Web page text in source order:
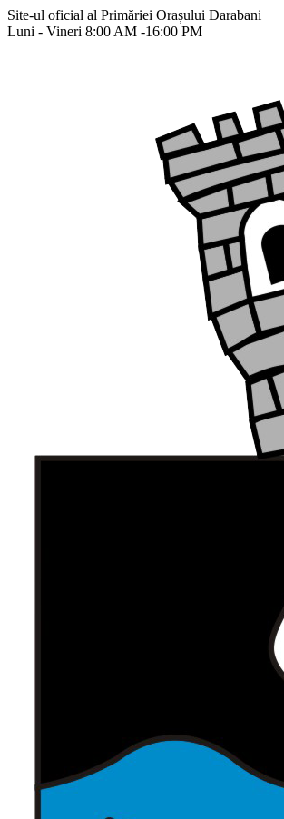
Site-ul oficial al Primăriei Orașului Darabani
Luni - Vineri 8:00 AM -16:00 PM